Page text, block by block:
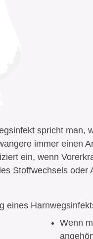
spricht man,
immer einen
ein, wenn
Stoffwechsels
eines
Wenn